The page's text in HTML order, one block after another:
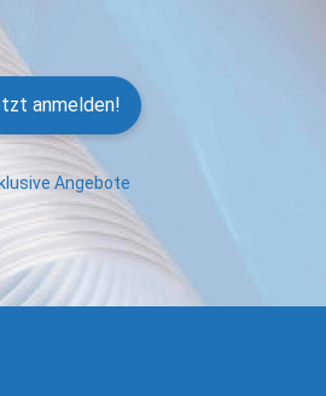
anmelden!
Angebote